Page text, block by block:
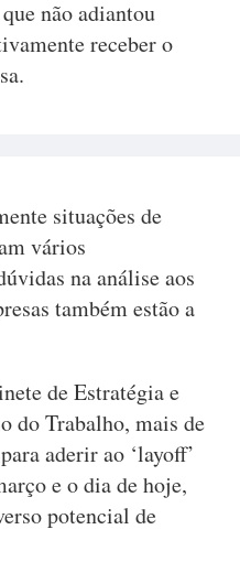
não adiantou
receber o
situações de
vários
na análise aos
também estão a
de Estratégia e
do Trabalho, mais de
aderir ao ‘layoff’
e o dia de hoje,
potencial de